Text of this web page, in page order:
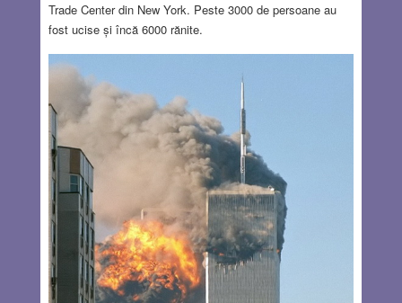
Trade Center din New York. Peste 3000 de persoane au
fost ucise și încă 6000 rănite.